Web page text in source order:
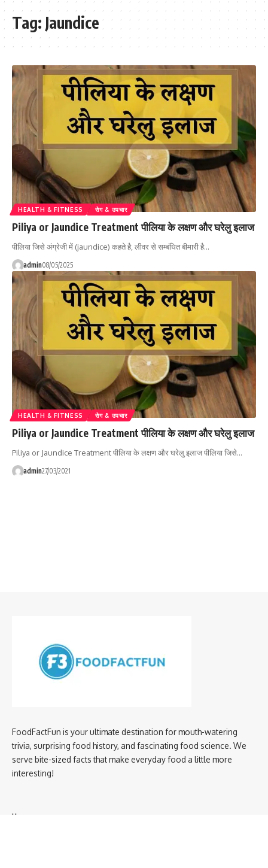
Tag: Jaundice
HEALTH & FITNESS रोग & उपचार
Piliya or Jaundice Treatment पीलिया के लक्षण और घरेलु इलाज
पीलिया जिसे अंग्रेजी में (jaundice) कहते है, लीवर से सम्बंधित बीमारी है…
admin08/05/2025
HEALTH & FITNESS रोग & उपचार
Piliya or Jaundice Treatment पीलिया के लक्षण और घरेलु इलाज
Piliya or Jaundice Treatment पीलिया के लक्षण और घरेलु इलाज पीलिया जिसे…
admin27/03/2021
FoodFactFun is your ultimate destination for mouth-watering
trivia, surprising food history, and fascinating food science. We
serve bite-sized facts that make everyday food a little more
interesting!
Home